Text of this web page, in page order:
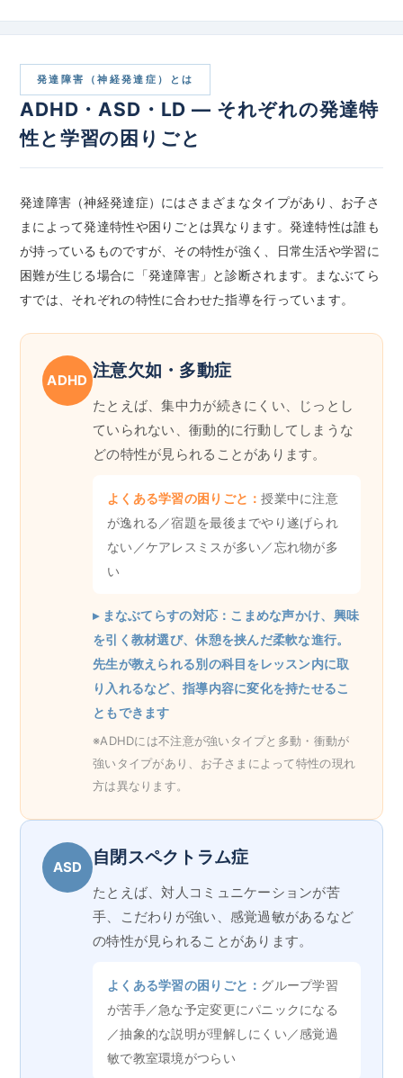
発達障害（神経発達症）とは
ADHD・ASD・LD — それぞれの発達特
性と学習の困りごと
発達障害（神経発達症）にはさまざまなタイプがあり、お子さ
まによって発達特性や困りごとは異なります。発達特性は誰も
が持っているものですが、その特性が強く、日常生活や学習に
困難が生じる場合に「発達障害」と診断されます。まなぶてら
すでは、それぞれの特性に合わせた指導を行っています。
ADHD 注意欠如・多動症
たとえば、集中力が続きにくい、じっとし
ていられない、衝動的に行動してしまうな
どの特性が見られることがあります。
よくある学習の困りごと：授業中に注意
が逸れる／宿題を最後までやり遂げられ
ない／ケアレスミスが多い／忘れ物が多
い
▸ まなぶてらすの対応：こまめな声かけ、興味
を引く教材選び、休憩を挟んだ柔軟な進行。
先生が教えられる別の科目をレッスン内に取
り入れるなど、指導内容に変化を持たせるこ
ともできます
※ADHDには不注意が強いタイプと多動・衝動が
強いタイプがあり、お子さまによって特性の現れ
方は異なります。
ASD 自閉スペクトラム症
たとえば、対人コミュニケーションが苦
手、こだわりが強い、感覚過敏があるなど
の特性が見られることがあります。
よくある学習の困りごと： グループ学習
が苦手／急な予定変更にパニックになる
／抽象的な説明が理解しにくい／感覚過
敏で教室環境がつらい